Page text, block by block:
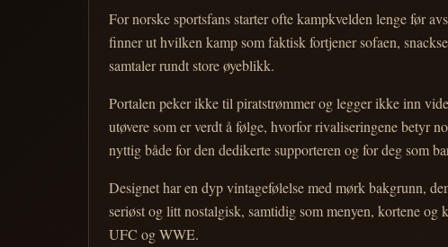
For norske sportsfans starter ofte kampkvelden lenge før
finner ut hvilken kamp som faktisk fortjener sofaen,
samtaler rundt store øyeblikk.
Portalen peker ikke til piratstrømmer og legger ikke inn
utøvere som er verdt å følge, hvorfor rivaliseringene betyr
nyttig både for den dedikerte supporteren og for deg som
Designet har en dyp vintagefølelse med mørk bakgrunn,
seriøst og litt nostalgisk, samtidig som menyen, kortene
UFC og WWE.